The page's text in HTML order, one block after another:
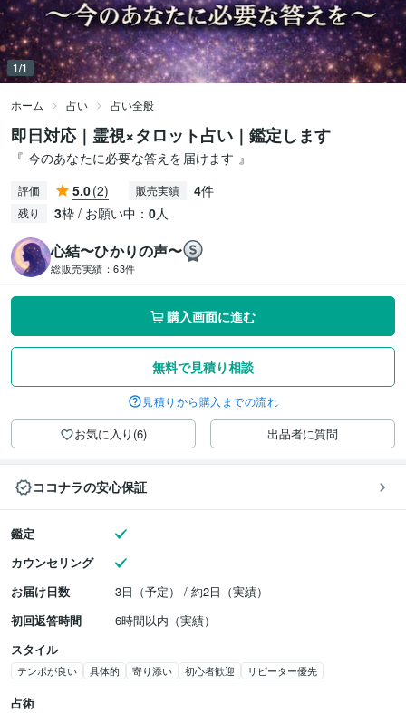
1/1
ホーム 占い 占い全般
即日対応｜霊視×タロット占い｜鑑定します
『 今のあなたに必要な答えを届けます 』
評価 5.0(2) 販売実績 4件
残り 3枠 / お願い中： 0人
心結〜ひかりの声〜
総販売実績： 63件
購入画面に進む
無料で見積り相談
見積りから購入までの流れ
お気に入り(6) 出品者に質問
ココナラの安心保証
鑑定
カウンセリング
お届け日数
3日（予定） / 約2日（実績）
初回返答時間
6時間以内（実績）
スタイル
テンポが良い 具体的 寄り添い 初心者歓迎 リピーター優先
占術